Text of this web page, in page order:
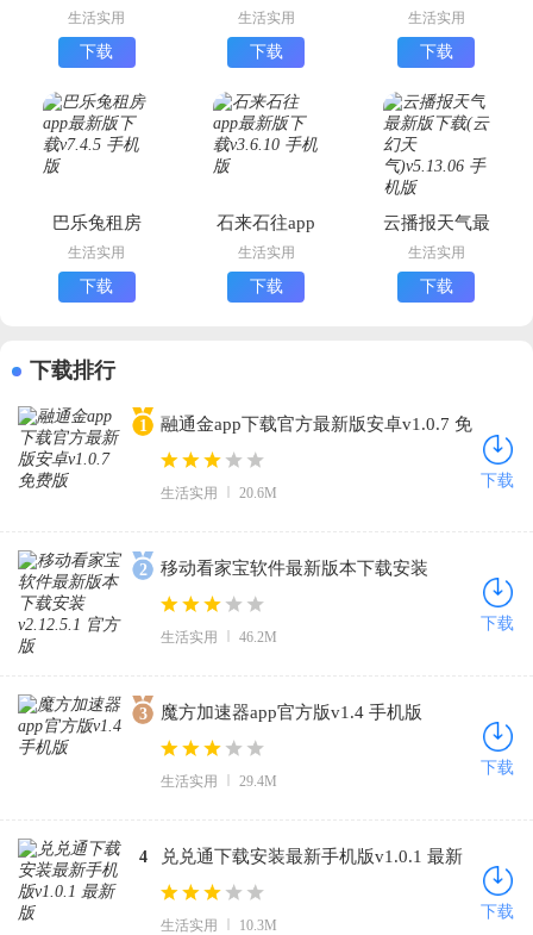
版
生活实用
下载
块拼贴安卓版
下载
生活实用
下载
版下载
生活实用
下载
巴乐兔租房
app最新版下
载
生活实用
下载
石来石往app
最新版下载
生活实用
下载
云播报天气最
新版下载(云
幻天气)
生活实用
下载
下载排行
1
融通金app下载官方最新版安卓v1.0.7 免
费版
生活实用 20.6M
下载
2
移动看家宝软件最新版本下载安装
v2.12.5.1 官方版
生活实用 46.2M
下载
3 魔方加速器app官方版v1.4 手机版
生活实用 29.4M
下载
4
兑兑通下载安装最新手机版v1.0.1 最新
版
生活实用 10.3M
下载